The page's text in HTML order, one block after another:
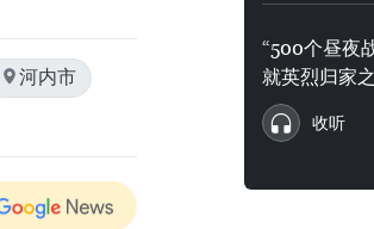
河内市
“500个昼夜
就英烈归家
收听